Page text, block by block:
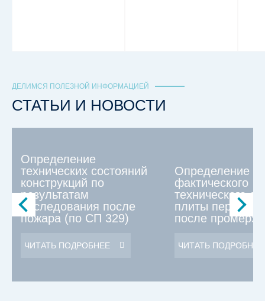
ДЕЛИМСЯ ПОЛЕЗНОЙ ИНФОРМАЦИЕЙ
СТАТЬИ И НОВОСТИ
Определение
технических состояний
конструкций по
результатам
обследования после
пожара (по СП 329)
ЧИТАТЬ ПОДРОБНЕЕ
Определение
фактического
технического
плиты
после
ЧИТАТЬ ПОДРОБНЕЕ